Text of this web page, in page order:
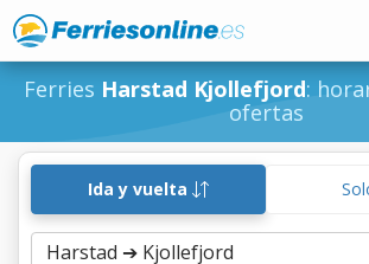
Ferries Harstad Kjollefjord:
ofertas
Ida y vuelta